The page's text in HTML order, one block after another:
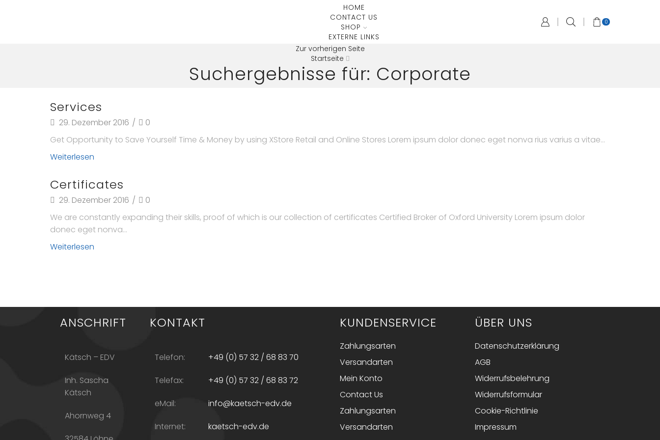
HOME
CONTACT US
SHOP
EXTERNE LINKS
0
Zur vorherigen Seite
Startseite
Suchergebnisse für: Corporate
Services
29. Dezember 2016 /
0
Get Opportunity to Save Yourself Time & Money by using XStore Retail and Online Stores Lorem ipsum dolor donec eget nonva rius varius a vitae...
Weiterlesen
Certificates
29. Dezember 2016 /
0
We are constantly expanding their skills, proof of which is our collection of certificates Certified Broker of Oxford University Lorem ipsum dolor
donec eget nonva...
Weiterlesen
ANSCHRIFT
Kätsch – EDV
Inh. Sascha
Kätsch
Ahornweg 4
KONTAKT
Telefon: +49 (0) 57 32 / 68 83 70
Telefax: +49 (0) 57 32 / 68 83 72
eMail: info@kaetsch-edv.de
Internet: kaetsch-edv.de
KUNDENSERVICE
Zahlungsarten
Versandarten
Mein Konto
Contact Us
Zahlungsarten
Versandarten
ÜBER UNS
Datenschutzerklärung
AGB
Widerrufsbelehrung
Widerrufsformular
Cookie-Richtlinie
Impressum